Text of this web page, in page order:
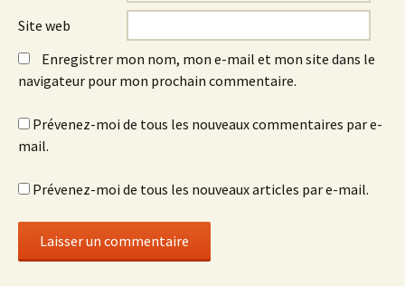
Site web
Enregistrer mon nom, mon e-mail et mon site dans le
navigateur pour mon prochain commentaire.
Prévenez-moi de tous les nouveaux commentaires par e-
mail.
Prévenez-moi de tous les nouveaux articles par e-mail.